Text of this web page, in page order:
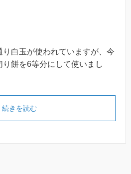
白玉が使われていますが、今
餅を6等分にして使いまし
続きを読む